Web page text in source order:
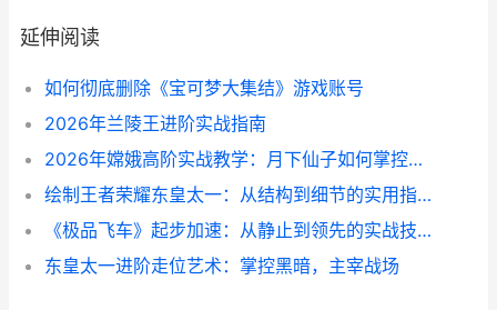
延伸阅读
如何彻底删除《宝可梦大集结》游戏账号
2026年兰陵王进阶实战指南
2026年嫦娥高阶实战教学：月下仙子如何掌控全局
绘制王者荣耀东皇太一：从结构到细节的实用指南
《极品飞车》起步加速：从静止到领先的实战技巧
东皇太一进阶走位艺术：掌控黑暗，主宰战场